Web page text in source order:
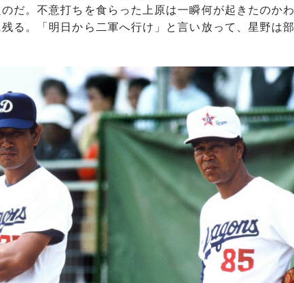
だ。不意打ちを食らった上原は一瞬何が起きたのかわ
る。「明日から二軍へ行け」と言い放って、星野は部